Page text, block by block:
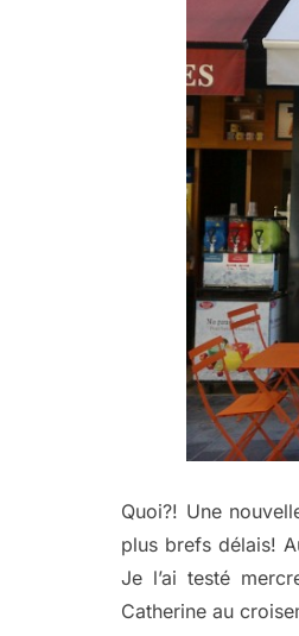
Quoi?! Une
plus brefs délais!
Je l’ai testé
Catherine au